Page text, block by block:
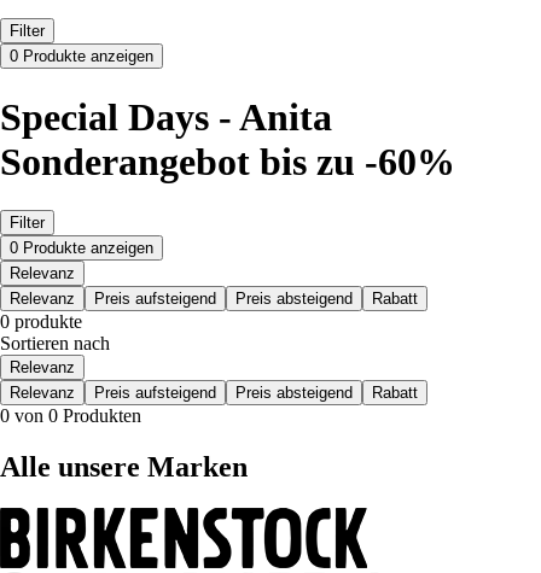
Filter
0 Produkte anzeigen
Special Days - Anita
Sonderangebot bis zu -60%
Filter
0 Produkte anzeigen
Relevanz
Relevanz
Preis aufsteigend Preis absteigend Rabatt
0 produkte
Sortieren nach
Relevanz
Relevanz
Preis aufsteigend Preis absteigend Rabatt
0 von 0 Produkten
Alle unsere Marken